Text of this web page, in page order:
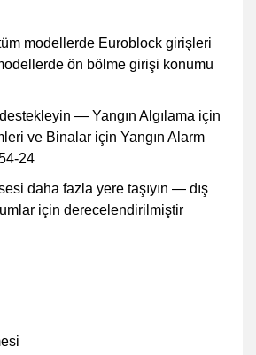
modellerde Euroblock girişleri
ön bölme girişi konumu
— Yangın Algılama için
ve Binalar için Yangın Alarm
24
daha fazla yere taşıyın — dış
için derecelendirilmiştir